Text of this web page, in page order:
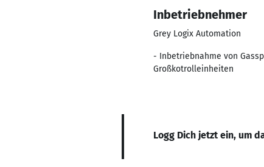
Inbetriebnehmer
Grey Logix Automation
- Inbetriebnahme von
Großkotrolleinheiten
Logg Dich jetzt ein, um